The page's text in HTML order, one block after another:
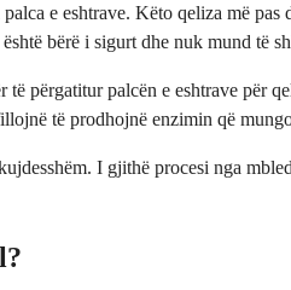
e eshtrave. Këto qeliza më
bërë i sigurt dhe nuk mund të
përgatitur palcën e eshtrave
të prodhojnë enzimin që
I gjithë procesi nga